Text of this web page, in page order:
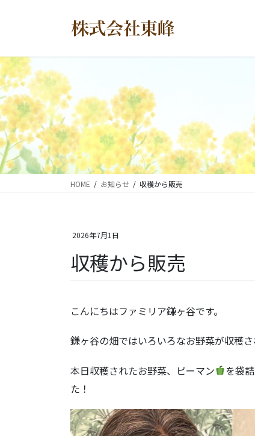
ツ
に
移
動
シ
ョ
ン
に
移
動
HOME お知らせ 収穫から販売
2026年7月1日
収穫から販売
こんにちはファミリア鎌ヶ谷です。
鎌ヶ谷の畑ではいろいろなお野菜が収穫
本日収穫されたお野菜、ピーマン
を袋
た！